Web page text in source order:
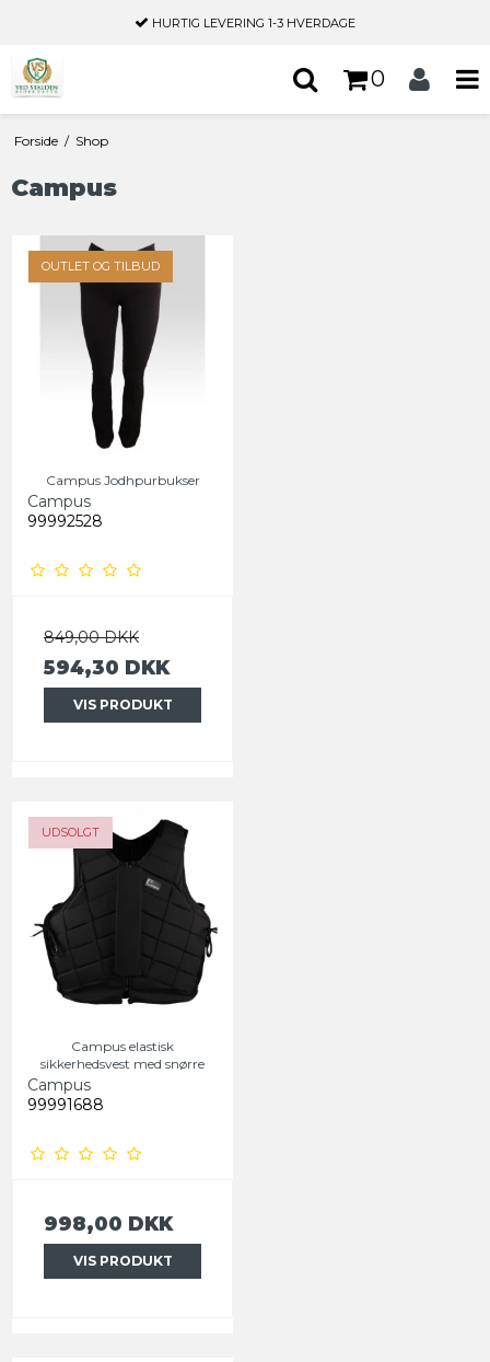
HURTIG LEVERING 1-3 HVERDAGE
0
Forside / Shop
Campus
OUTLET OG TILBUD
Campus Jodhpurbukser
Campus
99992528
849,00 DKK
594,30 DKK
VIS PRODUKT
UDSOLGT
Campus elastisk
sikkerhedsvest med snørre
Campus
99991688
998,00 DKK
VIS PRODUKT